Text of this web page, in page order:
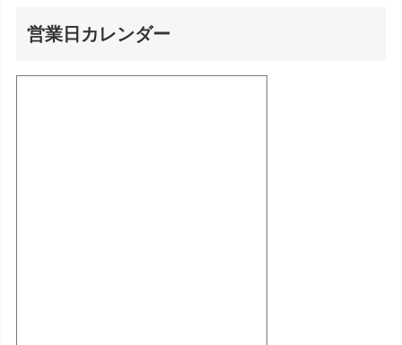
営業日カレンダー